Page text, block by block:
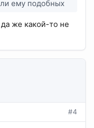
ему подобных
же какой-то не
#4